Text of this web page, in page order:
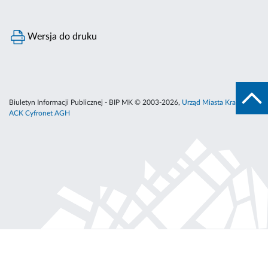
Wersja do druku
Biuletyn Informacji Publicznej - BIP MK © 2003-2026, Urząd Miasta Krakowa
ACK Cyfronet AGH